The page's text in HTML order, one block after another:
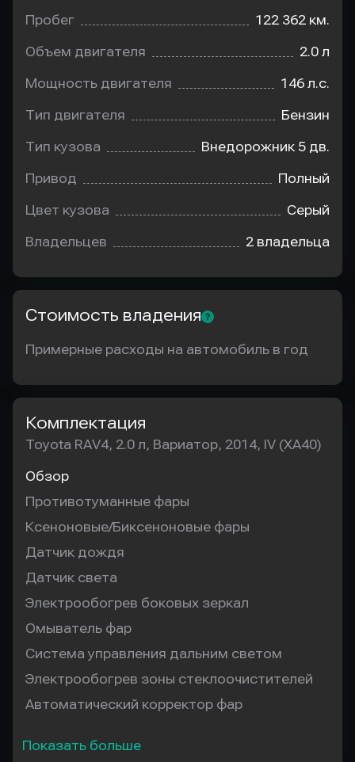
Пробег 122 362 км.
Объем двигателя 2.0 л
Мощность двигателя 146 л.с.
Тип двигателя Бензин
Тип кузова Внедорожник 5 дв.
Привод Полный
Цвет кузова Серый
Владельцев 2 владельца
Стоимость владения
Примерные расходы на автомобиль в год
Комплектация
Toyota RAV4, 2.0 л, Вариатор, 2014, IV (XA40)
Обзор
Противотуманные фары
Ксеноновые/Биксеноновые фары
Датчик дождя
Датчик света
Электрообогрев боковых зеркал
Омыватель фар
Система управления дальним светом
Электрообогрев зоны стеклоочистителей
Автоматический корректор фар
Показать больше